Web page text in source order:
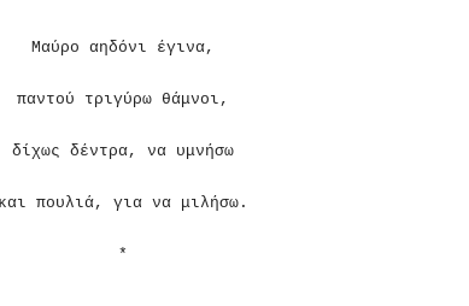
Μαύρο αηδόνι έγινα,
παντού τριγύρω θάμνοι,
δίχως δέντρα, να υμνήσω
πουλιά, για να μιλήσω.
*